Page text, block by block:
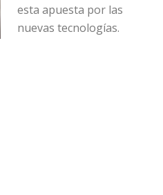
esta apuesta por las
nuevas tecnologías.